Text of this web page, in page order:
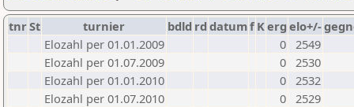
tnrSt turnier bdld rd datumf Kerg elo+/-
Elozahl per 01.01.2009
0 2549
Elozahl per 01.07.2009
0 2530
Elozahl per 01.01.2010
0 2532
Elozahl per 01.07.2010
0 2529